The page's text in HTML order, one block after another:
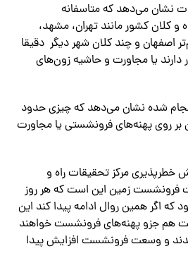
نشان می‌دهد که متاسفانه
کلان کشور مانند تهران، مشهد،
اصفهان و چند کلان شهر دیگر دقیقا
یا مجاورت و حاشیه زون‌های
شده نشان می‌دهد که چیزی حدود
بر روی پهنه‌های فرونشستی یا مجاورت
مرکز تحقیقات راه‌ و
فرونشست زمین این است که هر روز
که اگر همین روال ادامه پیدا کند این
هم جزو پهنه‌های فرونشست خواهند
و وسعت فرونشست افزایش پیدا